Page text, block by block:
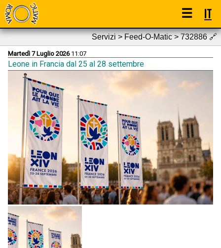
☰ IT
Servizi > Feed-O-Matic > 732886🔗
Martedì 7 Luglio 202611:07
Leone in Francia dal 25 al 28 settembre